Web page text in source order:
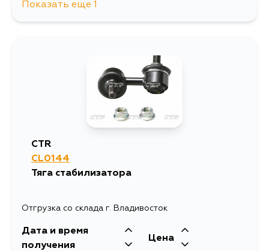
Показать еще 1
CTR
CL0144
Тяга стабилизатора
Отгрузка со склада г. Владивосток
Дата и время
получения
Цена